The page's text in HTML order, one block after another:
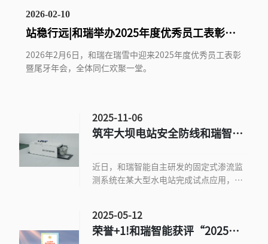
2026-02-10
站稳行远|和瑞举办2025年度优秀员工表彰暨
尾牙年会
2026年2月6日，和瑞在瑞雪中迎来2025年度优秀员工表彰
暨尾牙年会，全体同仁欢聚一堂。
2025-11-06
筑牢大坝电站安全防线和瑞智能
近日，和瑞智能自主研发的固定式渗流监
测系统在某大型水电站完成试点应用，为
2025-05-12
荣誉+1!和瑞智能获评“2025年